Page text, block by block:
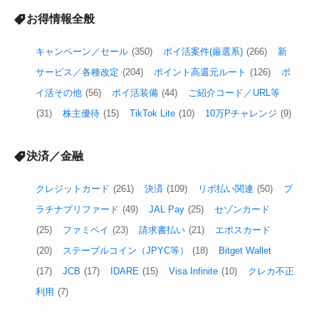
お得情報全般
キャンペーン／セール (350) ポイ活案件(厳選系) (266)
新
サービス／各種改定 (204) ポイント高還元ルート (126)
ポ
イ活その他 (56) ポイ活装備 (44)
ご紹介コード／URL等
(31)
株主優待 (15) TikTok Lite (10) 10万Pチャレンジ (9)
決済／金融
クレジットカード (261) 決済 (109) リボ払い関連 (50)
プ
ラチナプリファード (49) JAL Pay (25)
セゾンカード
(25)
ファミペイ (23) 請求書払い (21)
エポスカード
(20)
ステーブルコイン（JPYC等） (18)
Bitget Wallet
(17)
JCB (17) IDARE (15) Visa Infinite (10)
クレカ不正
利用 (7)